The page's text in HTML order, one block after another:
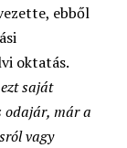
ebből
oktatás.
saját
odajár, már a
vagy